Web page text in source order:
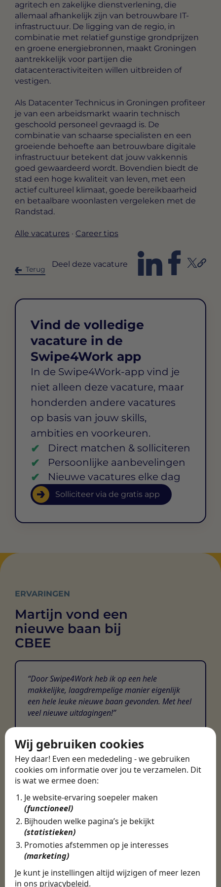
Wij gebruiken cookies
Hey daar! Even een mededeling - we gebruiken
cookies om informatie over jou te verzamelen. Dit
is wat we ermee doen:
Je website-ervaring soepeler maken
(functioneel)
Bijhouden welke pagina’s je bekijkt
(statistieken)
Promoties afstemmen op je interesses
(marketing)
Je kunt je instellingen altijd wijzigen of meer lezen
in ons privacybeleid.
agritech en zakelijke dienstverlening, die
allemaal afhankelijk zijn van betrouwbare IT-
infrastructuur. De ligging van de regio, in
combinatie met relatief gunstige grondprijzen
en groene energiebronnen, maakt Groningen
aantrekkelijk voor partijen die
datacenteractiviteiten willen uitbreiden of
vestigen.
Als Datacenter Technicus in Groningen profiteer
je van een arbeidsmarkt waarin technisch
geschoold personeel gevraagd is. De
combinatie van schaarse specialisten en een
groeiende behoefte aan betrouwbare digitale
infrastructuur betekent dat jouw vakkennis
goed gewaardeerd wordt. Bovendien biedt de
stad een hoge kwaliteit van leven, met een
actief cultureel klimaat, goede bereikbaarheid
en betaalbare woonlasten vergeleken met de
Randstad.
Alle vacatures · Career tips
Terug
Deel deze vacature
Vind de volledige
vacature in de
Swipe4Work app
In de Swipe4Work-app vind je
niet alleen deze vacature, maar
honderden andere vacatures
op basis van jouw skills,
ambities en voorkeuren.
Direct matchen & solliciteren
Persoonlijke aanbevelingen
Nieuwe vacatures elke dag
Solliciteer via de gratis app
ERVARINGEN
Martijn vond een
nieuwe baan bij
CBEE
Door Swipe4Work heb ik op een hele
makkelijke, laagdrempelige manier eigenlijk
een hele leuke nieuwe baan gevonden. Met heel
veel nieuwe uitdagingen!
Certinia Consultant